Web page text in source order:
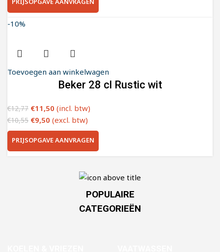
-10%
Toevoegen aan winkelwagen
Beker 28 cl Rustic wit
€12,77 €11,50 (incl. btw)
€10,55 €9,50 (excl. btw)
PRIJSOPGAVE AANVRAGEN
POPULAIRE
CATEGORIEËN